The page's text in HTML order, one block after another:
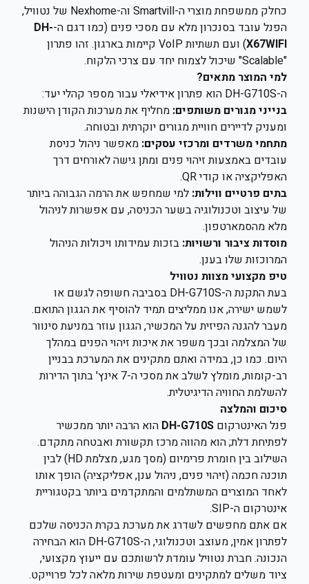
כחלק ממשפחת מוצרי ה-Smartvill וה-Nexhome של נטוויל,
הפנל עובד בסנכרון מלא עם מסכי פנים (כמו דגם ה-DH-
X67WIFI
) ועם תשתיות VoIP קיימות בארגון. זהו פתרון
"Scalable" שיכול לצמוח יחד עם צרכי הלקוח.
למי המוצר מתאים?
ה-DH-G710S הוא פתרון אידיאלי עבור מספר קהלי יעד:
בנייני מגורים משותפים: מחליף את מערכות הקודן הישנות
ומעניק לדיירים חוויית מגורים יוקרתית ובטוחה.
מתחמי משרדים ומרכזי עסקים: מאפשר ניהול כניסת
עובדים באמצעות זיהוי פנים ומתן גישה לאורחים דרך
האפליקציה או קודי QR.
בתים פרטיים ווילות: למי שמחפש את הרמה הגבוהה ביותר
של עיצוב וטכנולוגיה בשער הכניסה, עם אפשרות לניהול
מלא מהסמארטפון.
מוסדות ציבור ורשויות: בזכות עמידותו ויכולות הניהול
המרוכזות שלו בענן.
טיפ מקצועי מצוות נטוויל
בעת התקנת ה-DH-G710S בסביבה חשופה לגשם או
לשמש ישירה, אנו ממליצים תמיד להוסיף את הגגון התואם.
מעבר להגנה הפיזית על המכשיר, הגגון עוזר במניעת סינוור
של המצלמה ובכך משפר את איכות זיהוי הפנים במהלך
היום. כמו כן, במידה ואתם מתקינים את המערכת בבניין
רב-קומות, מומלץ לשלב את מסכי ה-7 אינץ' בתוך הדירות
להשלמת החוויה הדיגיטלית.
סיכום והמלצה
פנל האינטרקום DH-G710S הוא הרבה יותר ממכשיר
לפתיחת דלת; הוא מהווה מרכז תקשורת ואבטחה מתקדם.
השילוב בין חומרת פרימיום (מסך מגע, מצלמת HD) לבין
תוכנה חכמה (זיהוי פנים, ניהול ענן, אפליקציה) הופך אותו
לאחד המוצרים המשתלמים והמתקדמים ביותר בקטגוריית
אינטרקום ה-SIP.
אם אתם מחפשים לשדרג את מערכת בקרת הכניסה שלכם
לפתרון אמין, מעוצב וטכנולוגי, ה-DH-G710S הוא הבחירה
הנכונה. חברת נטוויל עומדת לרשותכם עם ייעוץ מקצועי,
ציוד משלים למתקינים ומעטפת שירות מלאה לכל פרוייקט.